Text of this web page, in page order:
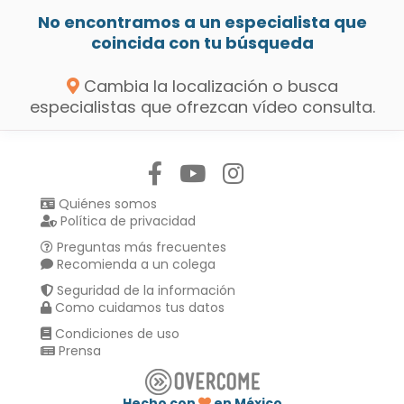
No encontramos a un especialista que
coincida con tu búsqueda
Cambia la localización o busca
especialistas que ofrezcan vídeo consulta.
Quiénes somos
Política de privacidad
Preguntas más frecuentes
Recomienda a un colega
Seguridad de la información
Como cuidamos tus datos
Condiciones de uso
Prensa